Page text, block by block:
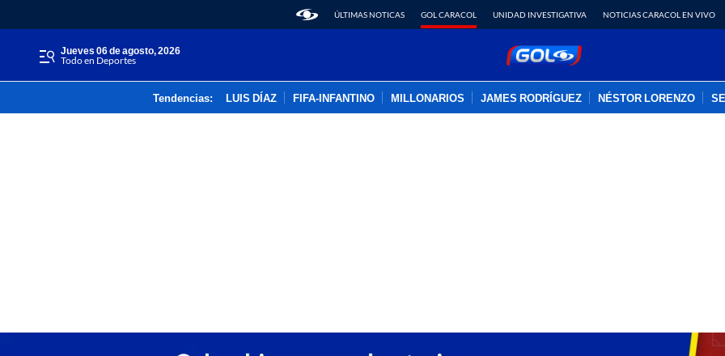
ÚLTIMAS NOTICAS GOL CARACOL UNIDAD INVESTIGATIVA NOTICIAS CARACOL EN VIVO
jueves 06 de agosto, 2026
Todo en Deportes
Tendencias: LUIS DÍAZ FIFA-INFANTINO MILLONARIOS JAMES RODRÍGUEZ NÉSTOR LORENZO